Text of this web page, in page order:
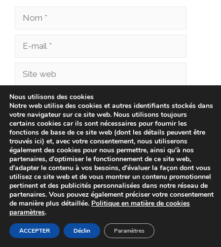
Nom
Site
web
Enregistrer mon nom, mon e-mail et mon site
dans le navigateur pour mon prochain
commentaire.
© 2026 cliniqueveterinairechampionnet.fr -
confidentialité-Avis Juridique-Politique de Cookies
Nous utilisons des cookies
Notre web utilise des cookies et autres identifiants stockés dans
votre navigateur sur ce site web. Nous utilisons toujours
certains cookies car ils sont nécessaires pour fournir les
fonctions de base de ce site web (dont les détails peuvent être
trouvés ici) et, avec votre consentement, nous utiliserons
également des cookies pour nous permettre, ainsi qu'à nos
partenaires, d'optimiser le fonctionnement de ce site web,
d'adapter le contenu à vos besoins, d'évaluer la façon dont vous
utilisez ce site web et de vous montrer un contenu promotionnel
pertinent et des publicités personnalisées dans notre réseau de
partenaires. Vous pouvez également préciser votre consentement
de manière plus détaillée. Politique en matière de cookies
paramètres.
ACCEPTER Déclin Paramètres